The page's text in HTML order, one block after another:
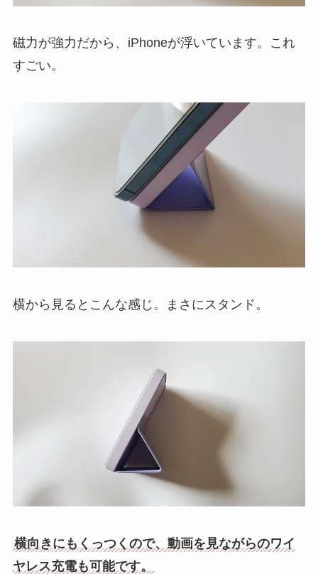
磁力が強力だから、iPhoneが浮いています。これ
すごい。
横から見るとこんな感じ。まさにスタンド。
横向きにもくっつくので、動画を見ながらのワイ
ヤレス充電も可能です。